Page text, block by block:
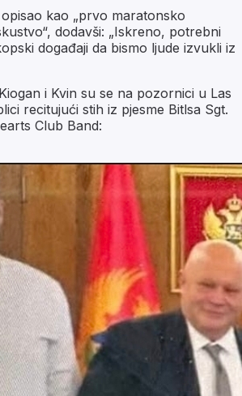
kao „prvo maratonsko
dodavši: „Iskreno, potrebni
događaji da bismo ljude izvukli iz
i Kvin su se na pozornici u Las
recitujući stih iz pjesme Bitlsa Sgt.
Club Band: